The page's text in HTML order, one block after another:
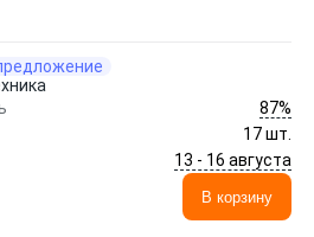
87%
17 шт.
13 - 16 августа
В корзину